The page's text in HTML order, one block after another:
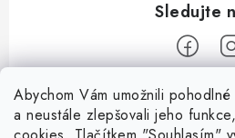
Abychom Vám umožnili
a neustále zlepšovali jeho